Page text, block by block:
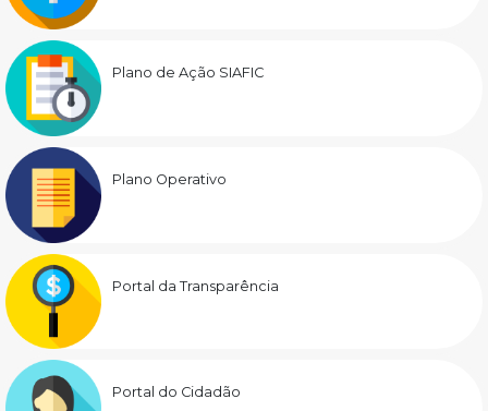
Plano de Ação SIAFIC
Plano Operativo
Portal da Transparência
Portal do Cidadão